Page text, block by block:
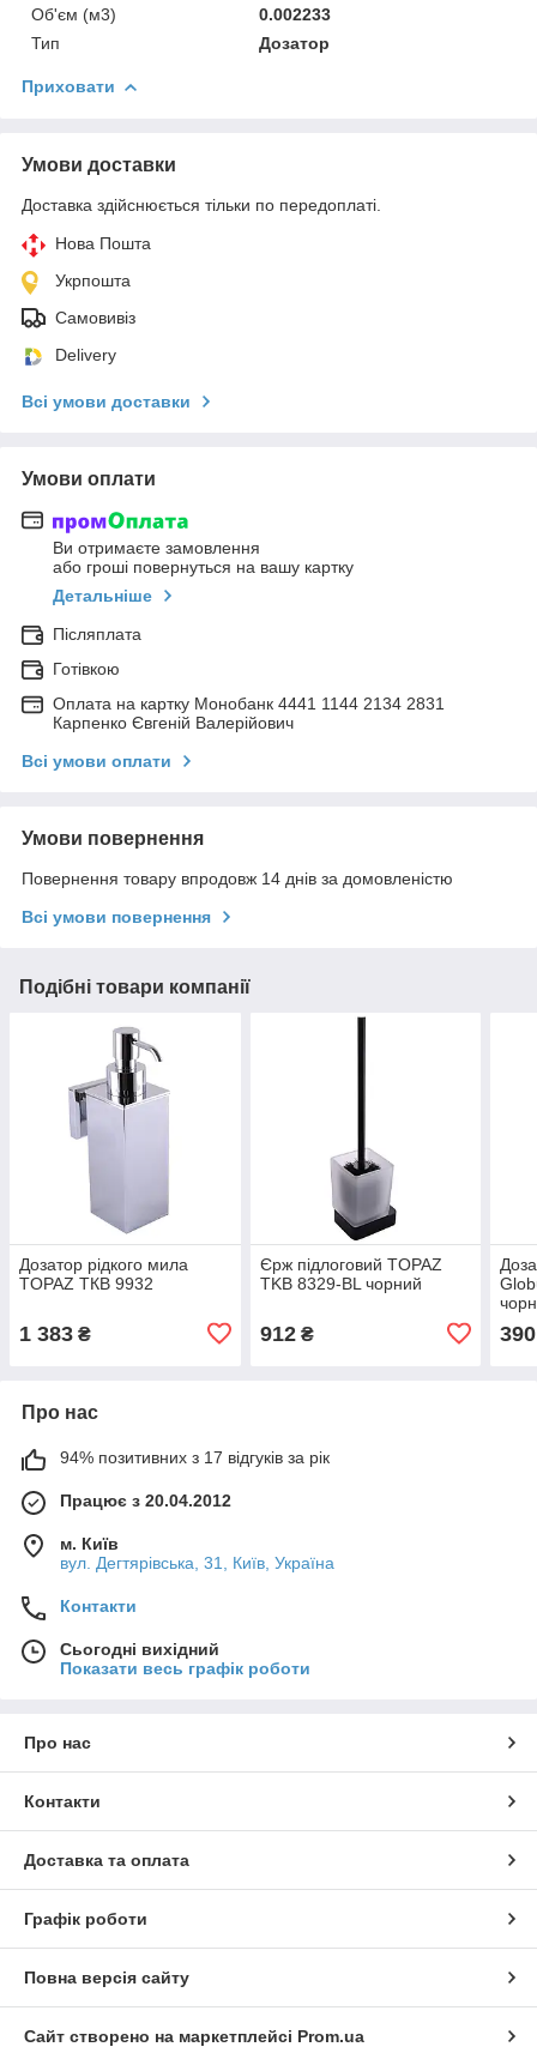
Об'єм (м3)
0.002233
Тип
Дозатор
Приховати
Умови доставки
Доставка здійснюється тільки по передоплаті.
Нова Пошта
Укрпошта
Самовивіз
Delivery
Всі умови доставки
Умови оплати
Ви отримаєте замовлення
або гроші повернуться на вашу картку
Детальніше
Післяплата
Готівкою
Оплата на картку Монобанк 4441 1144 2134 2831
Карпенко Євгеній Валерійович
Всі умови оплати
Умови повернення
Повернення товару впродовж 14 днів за домовленістю
Всі умови повернення
Подібні товари компанії
Дозатор рідкого мила
TOPAZ TКВ 9932
1 383 ₴
Єрж підлоговий TOPAZ
TKB 8329-BL чорний
912₴ 390
Про нас
94% позитивних з 17 відгуків за рік
Працює з 20.04.2012
м. Київ
вул. Дегтярівська, 31, Київ, Україна
Контакти
Сьогодні вихідний
Показати весь графік роботи
Про нас
Контакти
Доставка та оплата
Графік роботи
Повна версія сайту
Сайт створено на маркетплейсі Prom.ua